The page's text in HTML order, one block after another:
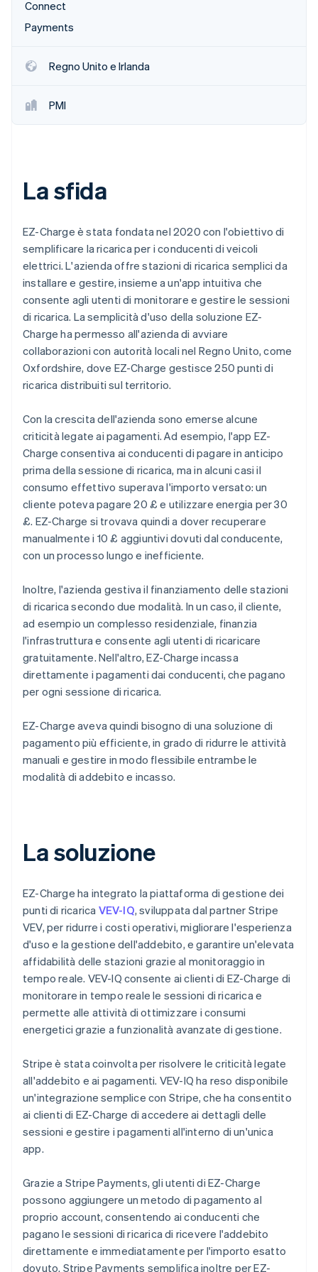
Scopri cosa ti aspetta
Radar
Atlas
Climate
Rimozione del carbonio
Stripe Sessions 2026
Scopri come Stripe sta costruendo l'infrastruttura
Guarda ora
Partner
Connect
Payments
Regno Unito e Irlanda
PMI
La sfida
EZ-Charge è stata fondata nel 2020 con l'obiettivo di
semplificare la ricarica per i conducenti di veicoli
elettrici. L'azienda offre stazioni di ricarica semplici da
installare e gestire, insieme a un'app intuitiva che
consente agli utenti di monitorare e gestire le sessioni
di ricarica. La semplicità d'uso della soluzione EZ-
Charge ha permesso all'azienda di avviare
collaborazioni con autorità locali nel Regno Unito, come
Oxfordshire, dove EZ-Charge gestisce 250 punti di
ricarica distribuiti sul territorio.
Con la crescita dell'azienda sono emerse alcune
criticità legate ai pagamenti. Ad esempio, l'app EZ-
Charge consentiva ai conducenti di pagare in anticipo
prima della sessione di ricarica, ma in alcuni casi il
consumo effettivo superava l'importo versato: un
cliente poteva pagare 20 £ e utilizzare energia per 30
£. EZ-Charge si trovava quindi a dover recuperare
manualmente i 10 £ aggiuntivi dovuti dal conducente,
con un processo lungo e inefficiente.
Inoltre, l'azienda gestiva il finanziamento delle stazioni
di ricarica secondo due modalità. In un caso, il cliente,
ad esempio un complesso residenziale, finanzia
l'infrastruttura e consente agli utenti di ricaricare
gratuitamente. Nell'altro, EZ-Charge incassa
direttamente i pagamenti dai conducenti, che pagano
per ogni sessione di ricarica.
EZ-Charge aveva quindi bisogno di una soluzione di
pagamento più efficiente, in grado di ridurre le attività
manuali e gestire in modo flessibile entrambe le
modalità di addebito e incasso.
La soluzione
EZ-Charge ha integrato la piattaforma di gestione dei
punti di ricarica VEV-IQ, sviluppata dal partner Stripe
VEV, per ridurre i costi operativi, migliorare l'esperienza
d'uso e la gestione dell'addebito, e garantire un'elevata
affidabilità delle stazioni grazie al monitoraggio in
tempo reale. VEV-IQ consente ai clienti di EZ-Charge di
monitorare in tempo reale le sessioni di ricarica e
permette alle attività di ottimizzare i consumi
energetici grazie a funzionalità avanzate di gestione.
Stripe è stata coinvolta per risolvere le criticità legate
all'addebito e ai pagamenti. VEV-IQ ha reso disponibile
un'integrazione semplice con Stripe, che ha consentito
ai clienti di EZ-Charge di accedere ai dettagli delle
sessioni e gestire i pagamenti all'interno di un'unica
app.
Grazie a Stripe Payments, gli utenti di EZ-Charge
possono aggiungere un metodo di pagamento al
proprio account, consentendo ai conducenti che
pagano le sessioni di ricarica di ricevere l'addebito
direttamente e immediatamente per l'importo esatto
dovuto. Stripe Payments semplifica inoltre per EZ-